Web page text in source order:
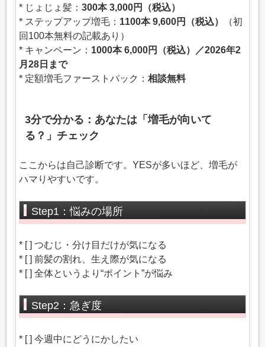
* じょじょ髪： 300本 3,000円（税込）
* ステップアップ増毛： 1100本 9,600円（税込）
（初
回100本無料の記載あり）
* キャンペーン： 1000本 6,000円（税込）／2026年2
月28日まで
* 定額増毛ファーストパック： 相談無料
3分で分かる：あなたは「増毛が向いて
る？」チェック
ここからは自己診断です。YESが多いほど、増毛が
ハマりやすいです。
Step1：悩みの場所
* [ ] つむじ・分け目だけが気になる
* [ ] 前髪の割れ、生え際が気になる
* [ ] 全体というより“ポイント”が悩み
Step2：急ぎ度
* [ ] 今週中にどうにかしたい